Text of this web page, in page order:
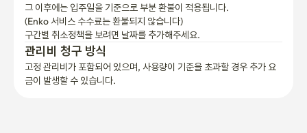
구간별 취소정책을 보려면 날짜를 추가해주세요.
관리비 청구 방식
고정 관리비가 포함되어 있으며, 사용량이 기준을 초과할 경우 추가 요
금이 발생할 수 있습니다.